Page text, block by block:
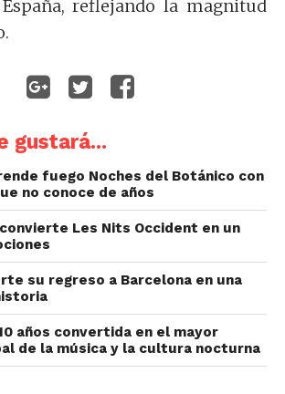
reflejando la magnitud
gustará...
fuego Noches del Botánico con
no conoce de años
Les Nits Occident en un
su regreso a Barcelona en una
años convertida en el mayor
de la música y la cultura nocturna